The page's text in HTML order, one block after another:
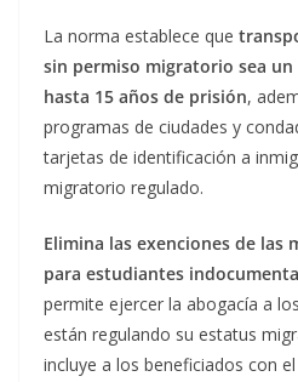
La norma establece que
sin permiso migratorio sea
hasta 15 años de prisión,
programas de ciudades y
tarjetas de identificación a
migratorio regulado.
Elimina las exenciones de las
para estudiantes
permite ejercer la abogacía a
están regulando su estatus
incluye a los beneficiados con